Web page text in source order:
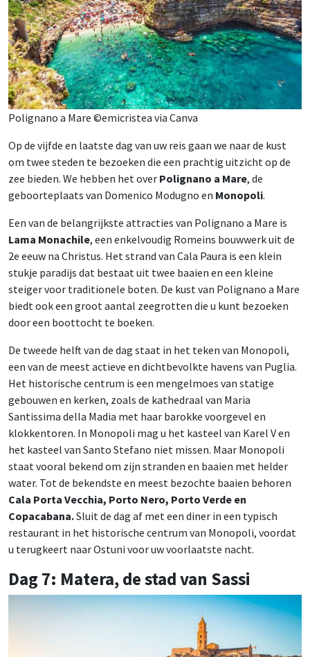
Polignano a Mare ©emicristea via Canva
Op de vijfde en laatste dag van uw reis gaan we naar de kust
om twee steden te bezoeken die een prachtig uitzicht op de
zee bieden. We hebben het over Polignano a Mare, de
geboorteplaats van Domenico Modugno en Monopoli.
Een van de belangrijkste attracties van Polignano a Mare is
Lama Monachile, een enkelvoudig Romeins bouwwerk uit de
2e eeuw na Christus. Het strand van Cala Paura is een klein
stukje paradijs dat bestaat uit twee baaien en een kleine
steiger voor traditionele boten. De kust van Polignano a Mare
biedt ook een groot aantal zeegrotten die u kunt bezoeken
door een boottocht te boeken.
De tweede helft van de dag staat in het teken van Monopoli,
een van de meest actieve en dichtbevolkte havens van Puglia.
Het historische centrum is een mengelmoes van statige
gebouwen en kerken, zoals de kathedraal van Maria
Santissima della Madia met haar barokke voorgevel en
klokkentoren. In Monopoli mag u het kasteel van Karel V en
het kasteel van Santo Stefano niet missen. Maar Monopoli
staat vooral bekend om zijn stranden en baaien met helder
water. Tot de bekendste en meest bezochte baaien behoren
Cala Porta Vecchia, Porto Nero, Porto Verde en
Copacabana.Sluit de dag af met een diner in een typisch
restaurant in het historische centrum van Monopoli, voordat
u terugkeert naar Ostuni voor uw voorlaatste nacht.
Dag 7: Matera, de stad van Sassi